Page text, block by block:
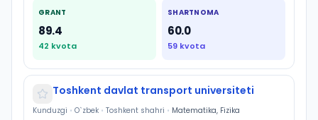
GRANT
89.4
42 kvota
SHARTNOMA
60.0
59 kvota
Toshkent davlat transport universiteti
Kunduzgi • O`zbek • Toshkent shahri • Matematika, Fizika